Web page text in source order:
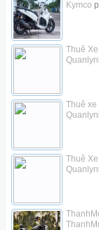
Kymco
Thuê
Thuê xe
Thuê